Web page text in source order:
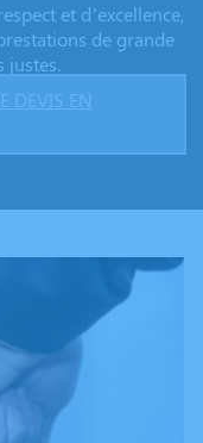
et d’excellence,
de grande
justes.
DEVIS EN